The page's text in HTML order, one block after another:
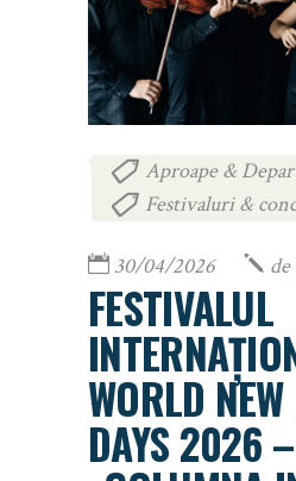
Aproape &
Festivaluri &
30/04/2026 de
FESTIVALUL
WORLD
DAYS 2026 –